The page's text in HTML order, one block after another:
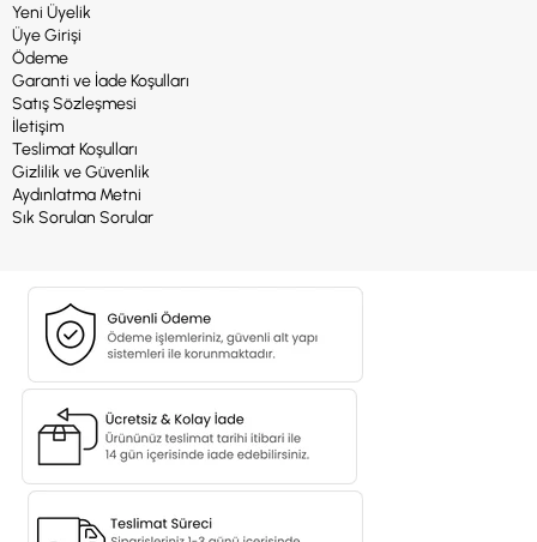
Yeni Üyelik
Üye Girişi
Ödeme
Garanti ve İade Koşulları
Satış Sözleşmesi
İletişim
Teslimat Koşulları
Gizlilik ve Güvenlik
Aydınlatma Metni
Sık Sorulan Sorular